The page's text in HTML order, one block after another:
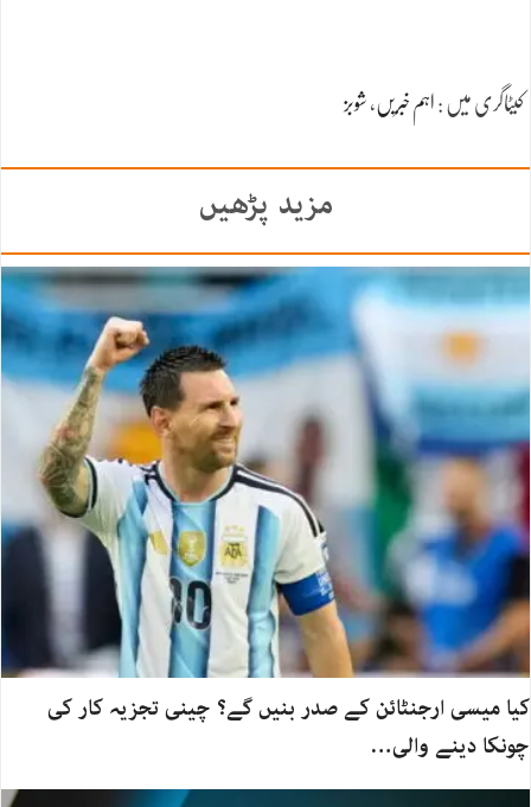
کیٹاگری میں : اہم خبریں ، شوبز
مزید پڑھیں
کیا میسی ارجنٹائن کے صدر بنیں گے؟ چینی تجزیہ کار کی
چونکا دینے والی…